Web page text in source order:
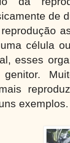
de
célula
esses
exemplos.